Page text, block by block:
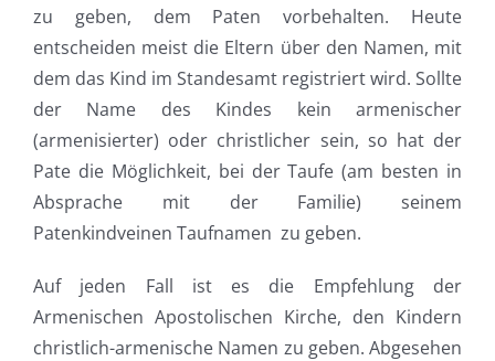
zu geben, dem Paten vorbehalten. Heute
entscheiden meist die Eltern über den Namen, mit
dem das Kind im Standesamt registriert wird. Sollte
der Name des Kindes kein armenischer
(armenisierter) oder christlicher sein, so hat der
Pate die Möglichkeit, bei der Taufe (am besten in
Absprache mit der Familie) seinem
Patenkindveinen Taufnamen zu geben.
Auf jeden Fall ist es die Empfehlung der
Armenischen Apostolischen Kirche, den Kindern
christlich-armenische Namen zu geben. Abgesehen